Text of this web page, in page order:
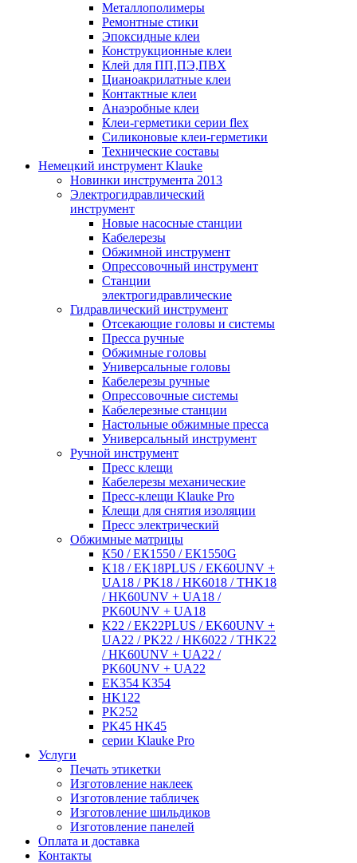
Металлополимеры
Ремонтные стики
Эпоксидные клеи
Конструкционные клеи
Клей для ПП,ПЭ,ПВХ
Цианоакрилатные клеи
Контактные клеи
Анаэробные клеи
Клеи-герметики серии flex
Силиконовые клеи-герметики
Технические составы
Немецкий инструмент Klauke
Новинки инструмента 2013
Электрогидравлический
инструмент
Новые насосные станции
Кабелерезы
Обжимной инструмент
Опрессовочный инструмент
Станции
электрогидравлические
Гидравлический инструмент
Отсекающие головы и системы
Пресса ручные
Обжимные головы
Универсальные головы
Кабелерезы ручные
Опрессовочные системы
Кабелерезные станции
Настольные обжимные пресса
Универсальный инструмент
Ручной инструмент
Пресс клещи
Кабелерезы механические
Пресс-клещи Klauke Pro
Клещи для снятия изоляции
Пресс электрический
Обжимные матрицы
К50 / ЕК1550 / ЕК1550G
K18 / EK18PLUS / EK60UNV +
UA18 / PK18 / HK6018 / THK18
/ HK60UNV + UA18 /
PK60UNV + UA18
K22 / EK22PLUS / EK60UNV +
UA22 / PK22 / HK6022 / THK22
/ HK60UNV + UA22 /
PK60UNV + UA22
EK354 K354
HK122
PK252
PK45 HK45
серии Klauke Pro
Услуги
Печать этикетки
Изготовление наклеек
Изготовление табличек
Изготовление шильдиков
Изготовление панелей
Оплата и доставка
Контакты